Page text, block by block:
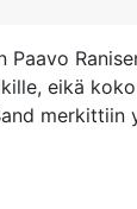
eikä